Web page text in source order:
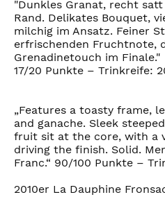
"Dunkles Granat, recht
Rand. Delikates Bouquet,
milchig im Ansatz. Feiner
erfrischenden Fruchtnote,
Grenadinetouch im Finale."
17/20 Punkte – Trinkreife:
„Features a toasty frame,
and ganache. Sleek
fruit sit at the core, with a
driving the finish. Solid.
Franc.“ 90/100 Punkte –
2010er La Dauphine